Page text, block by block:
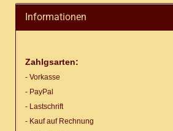
Informationen
Zahlgsarten:
- Vorkasse
- PayPal
- Lastschrift
- Kauf auf Rechnung